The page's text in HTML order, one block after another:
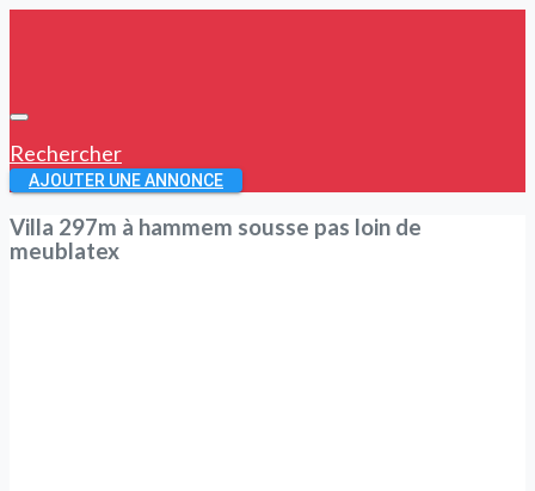
Rechercher
AJOUTER UNE ANNONCE
Villa 297m à hammem sousse pas loin de
meublatex